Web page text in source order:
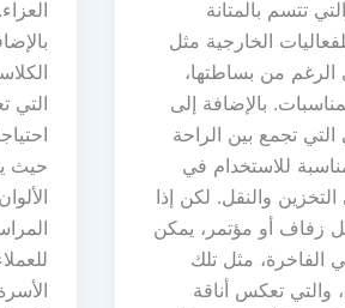
تتسم بالمتانة
الخارجية مثل
الرغم من بساطتها،
بالإضافة إلى
تجمع بين الراحة
للاستخدام في
والنقل. لكن إذا
زفاف أو مؤتمر، يمكن
الفاخرة، مثل تلك
تعكس أناقة
التي
حيث